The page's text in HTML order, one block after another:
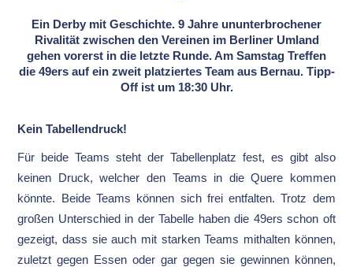
Ein Derby mit Geschichte. 9 Jahre ununterbrochener
Rivalität zwischen den Vereinen im Berliner Umland
gehen vorerst in die letzte Runde. Am Samstag Treffen
die 49ers auf ein zweit platziertes Team aus Bernau. Tipp-
Off ist um 18:30 Uhr.
Kein Tabellendruck!
Für beide Teams steht der Tabellenplatz fest, es gibt also
keinen Druck, welcher den Teams in die Quere kommen
könnte. Beide Teams können sich frei entfalten. Trotz dem
großen Unterschied in der Tabelle haben die 49ers schon oft
gezeigt, dass sie auch mit starken Teams mithalten können,
zuletzt gegen Essen oder gar gegen sie gewinnen können,